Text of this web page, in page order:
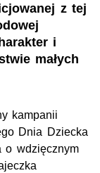
z tej
i
małych
kampanii
Dnia Dziecka
o wdzięcznym